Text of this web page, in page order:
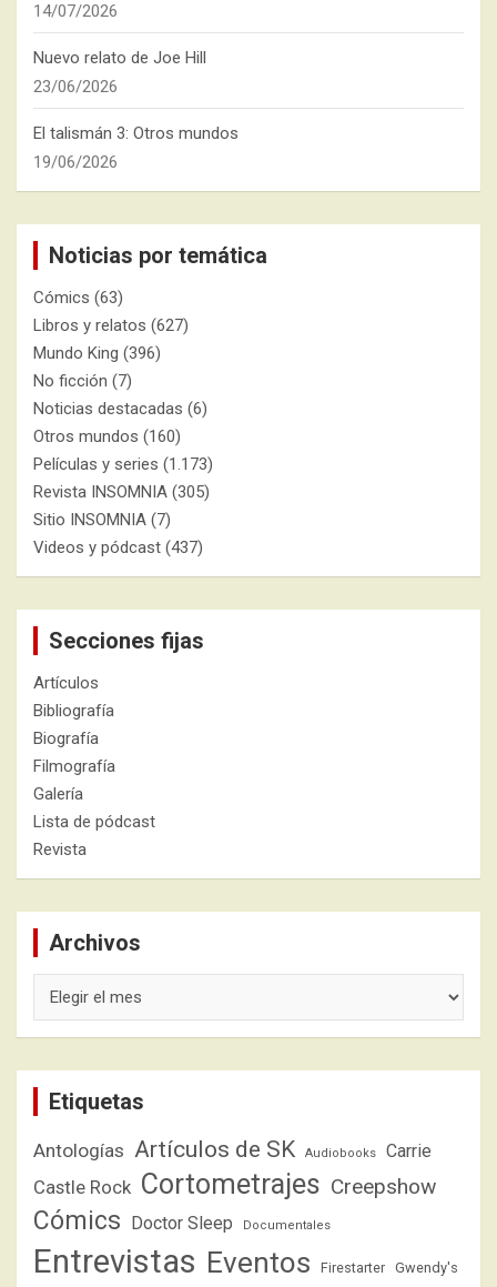
14/07/2026
Nuevo relato de Joe Hill
23/06/2026
El talismán 3: Otros mundos
19/06/2026
Noticias por temática
Cómics (63)
Libros y relatos (627)
Mundo King (396)
No ficción (7)
Noticias destacadas (6)
Otros mundos (160)
Películas y series (1.173)
Revista INSOMNIA (305)
Sitio INSOMNIA (7)
Videos y pódcast (437)
Secciones fijas
Artículos
Bibliografía
Biografía
Filmografía
Galería
Lista de pódcast
Revista
Archivos
Etiquetas
Antologías Artículos de SK Audiobooks Carrie
Castle Rock Cortometrajes Creepshow
Cómics Doctor Sleep Documentales
Entrevistas Eventos Firestarter Gwendy's